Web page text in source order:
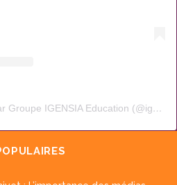
Une publication partagée par Groupe IGENSIA Education (@igensia.education)